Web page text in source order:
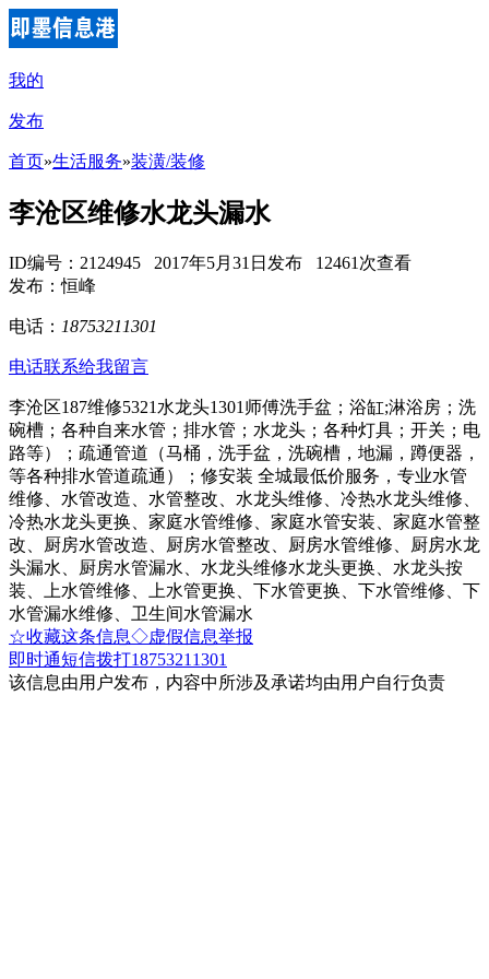
我的
发布
首页»生活服务»装潢/装修
李沧区维修水龙头漏水
ID编号：2124945 2017年5月31日发布 12461次查看
发布：恒峰
电话： 18753211301
电话联系给我留言
李沧区187维修5321水龙头1301师傅洗手盆；浴缸;淋浴房；洗
碗槽；各种自来水管；排水管；水龙头；各种灯具；开关；电
路等）；疏通管道（马桶，洗手盆，洗碗槽，地漏，蹲便器，
等各种排水管道疏通）；修安装 全城最低价服务，专业水管
维修、水管改造、水管整改、水龙头维修、冷热水龙头维修、
冷热水龙头更换、家庭水管维修、家庭水管安装、家庭水管整
改、厨房水管改造、厨房水管整改、厨房水管维修、厨房水龙
头漏水、厨房水管漏水、水龙头维修水龙头更换、水龙头按
装、上水管维修、上水管更换、下水管更换、下水管维修、下
水管漏水维修、卫生间水管漏水
☆收藏这条信息◇虚假信息举报
即时通短信拨打18753211301
该信息由用户发布，内容中所涉及承诺均由用户自行负责